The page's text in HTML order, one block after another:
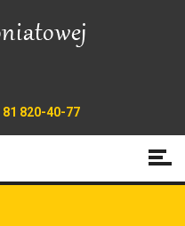
81 820-40-77